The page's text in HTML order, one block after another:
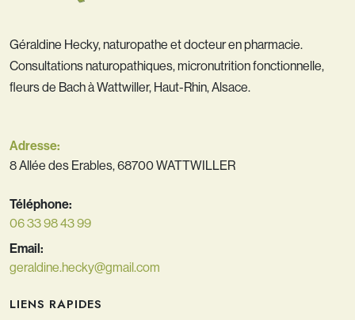
Géraldine Hecky, naturopathe et docteur en pharmacie.
Consultations naturopathiques, micronutrition fonctionnelle,
fleurs de Bach à Wattwiller, Haut-Rhin, Alsace.
Adresse:
8 Allée des Erables, 68700 WATTWILLER
Téléphone:
06 33 98 43 99
Email:
geraldine.hecky@gmail.com
LIENS RAPIDES